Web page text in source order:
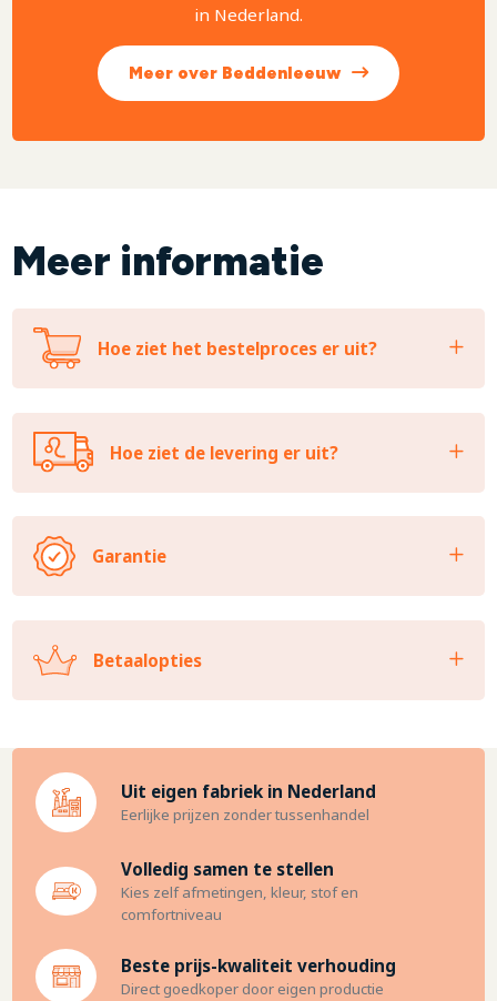
in Nederland.
Meer over Beddenleeuw
Meer informatie
Hoe ziet het bestelproces er uit?
Hoe ziet de levering er uit?
Garantie
Betaalopties
Uit eigen fabriek in Nederland
Eerlijke prijzen zonder tussenhandel
Volledig samen te stellen
Kies zelf afmetingen, kleur, stof en
comfortniveau
Beste prijs-kwaliteit verhouding
Direct goedkoper door eigen productie